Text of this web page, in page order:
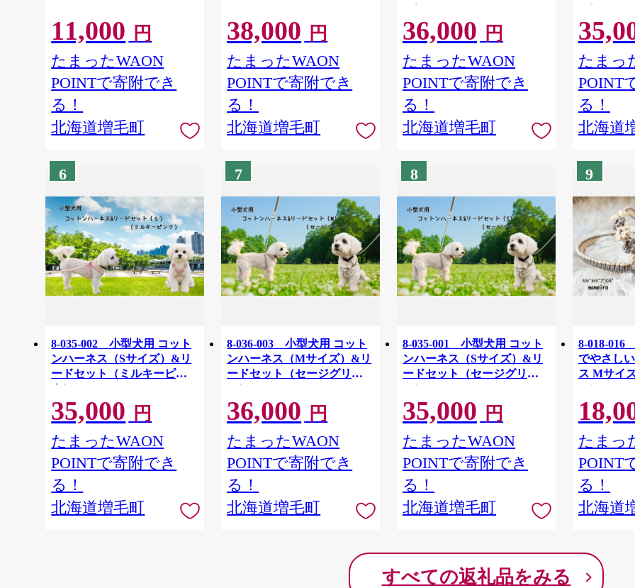
11,000 円
たまったWAON
POINTで寄附でき
る！
北海道増毛町
38,000 円
たまったWAON
POINTで寄附でき
る！
北海道増毛町
ー）
36,000 円
たまったWAON
POINTで寄附でき
る！
北海道増毛町
ー）
たまっ
POINT
る！
北海道
6
8-035-002 小型犬用 コット
ンハーネス（Sサイズ）&リ
ードセット（ミルキーピン
ク）
35,000 円
たまったWAON
POINTで寄附でき
る！
北海道増毛町
7
8-036-003 小型犬用 コット
ンハーネス（Mサイズ）&リ
ードセット（セージグリー
ン）
36,000 円
たまったWAON
POINTで寄附でき
る！
北海道増毛町
8
8-035-001 小型犬用 コット
ンハーネス（Sサイズ）&リ
ードセット（セージグリー
ン）
35,000 円
たまったWAON
POINTで寄附でき
る！
北海道増毛町
9
8-018-016
でやさし
ス Mサイ
ー）
たまっ
POINT
る！
北海道
すべての返礼品をみる